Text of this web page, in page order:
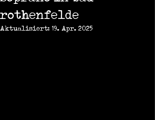
rothenfelde
Aktualisiert: 19. Apr. 2025